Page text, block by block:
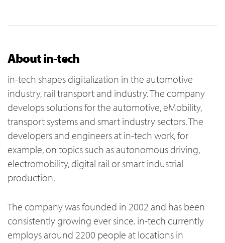
About in-tech
in-tech shapes digitalization in the automotive
industry, rail transport and industry. The company
develops solutions for the automotive, eMobility,
transport systems and smart industry sectors. The
developers and engineers at in-tech work, for
example, on topics such as autonomous driving,
electromobility, digital rail or smart industrial
production.
The company was founded in 2002 and has been
consistently growing ever since. in-tech currently
employs around 2200 people at locations in